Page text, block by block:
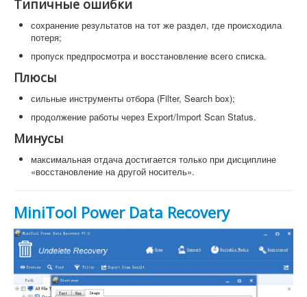
Типичные ошибки
сохранение результатов на тот же раздел, где происходила
потеря;
пропуск предпросмотра и восстановление всего списка.
Плюсы
сильные инструменты отбора (Filter, Search box);
продолжение работы через Export/Import Scan Status.
Минусы
максимальная отдача достигается только при дисциплине
«восстановление на другой носитель».
MiniTool Power Data Recovery